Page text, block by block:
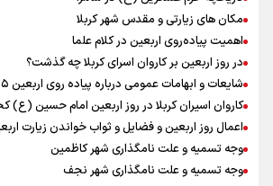
نصیری: امیدوارم با خوشرنگ‌ترین مدال‌ها به ایران
حسینی در اردو به تیم انگیزه می‌دهد/ امیدوارم
داشته باشد
اردوی تیم ملی تکواندو
در ادامه سیاست جوان‌گرایی در پرسپولیس؛ ستاره‌های
اضافه شدند
مکان های زیارتی و مقدس شهر کربلا
اهمیت پیاده‌روی اربعین در کلام علما
در روز اربعین بر کاروان اسرای کربلا چه گذشت؟
شایعات و ابهامات عمومی درباره پیاده روی اربعین ۱۴۰۵
کاروان اسیران کربلا در روز اربعین امام حسین (ع)
اعمال روز اربعین و فضایل و ثواب خواندن زیارت
وجه تسمیه و علت نامگذاری شهر کاظمین
وجه تسمیه و علت نامگذاری شهر نجف